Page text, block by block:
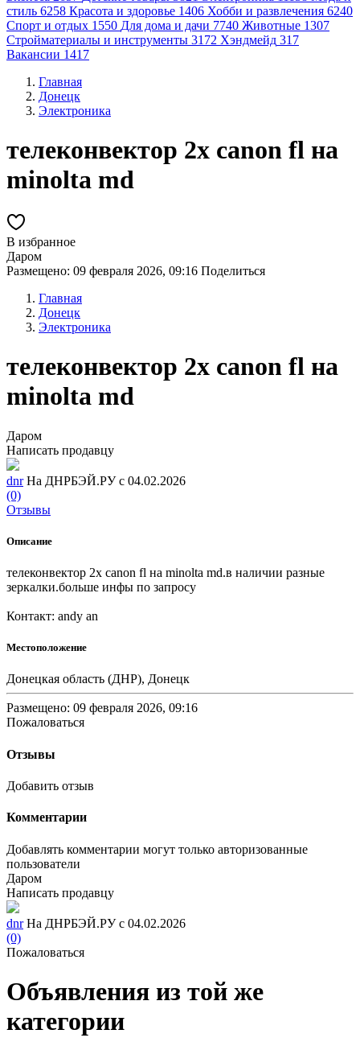
стиль 6258 Красота и здоровье 1406 Хобби и развлечения 6240
Спорт и отдых 1550 Для дома и дачи 7740 Животные 1307
Стройматериалы и инструменты 3172 Хэндмейд 317
Вакансии 1417
Главная
Донецк
Электроника
телеконвектор 2x canon fl на
minolta md
В избранное
Даром
Размещено: 09 февраля 2026, 09:16 Поделиться
Главная
Донецк
Электроника
телеконвектор 2x canon fl на
minolta md
Даром
Написать продавцу
dnr На ДНРБЭЙ.РУ с 04.02.2026
(0)
Отзывы
Описание
телеконвектор 2х canon fl на minolta md.в наличии разные
зеркалки.больше инфы по запросу
Контакт: andy an
Местоположение
Донецкая область (ДНР), Донецк
Размещено: 09 февраля 2026, 09:16
Пожаловаться
Отзывы
Добавить отзыв
Комментарии
Добавлять комментарии могут только авторизованные
пользователи
Даром
Написать продавцу
dnr На ДНРБЭЙ.РУ с 04.02.2026
(0)
Пожаловаться
Объявления из той же
категории